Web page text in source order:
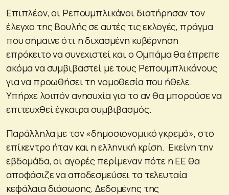
Επιπλέον, οι Ρεπουμπλικάνοι διατήρησαν τον
έλεγχο της Βουλής σε αυτές τις εκλογές, πράγμα
που σήμαινε ότι η διχασμένη κυβέρνηση
επρόκειτο να συνεχιστεί και ο Ομπάμα θα έπρεπε
ακόμα να συμβιβαστεί με τους Ρεπουμπλικάνους
για να προωθήσει τη νομοθεσία που ήθελε.
Υπήρχε λοιπόν ανησυχία για το αν θα μπορούσε να
επιτευχθεί έγκαιρα συμβιβασμός.
Παράλληλα με τον «δημοσιονομικό γκρεμό», στο
επίκεντρο ήταν και η ελληνική κρίση. Εκείνη την
εβδομάδα, οι αγορές περίμεναν πότε η ΕΕ θα
αποφάσιζε να αποδεσμεύσει τα τελευταία
κεφάλαια διάσωσης. Δεδομένης της